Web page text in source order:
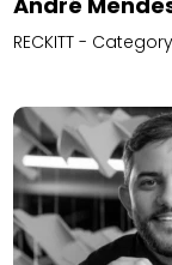
RECKITT -